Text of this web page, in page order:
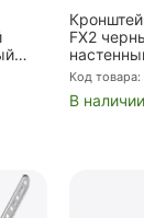
FX2
Код товара:
В наличии